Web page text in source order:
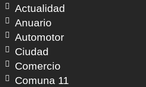
Actualidad
Anuario
Automotor
Ciudad
Comercio
Comuna 11